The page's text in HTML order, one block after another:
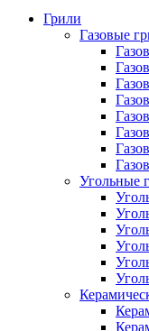
Грили
Газовые
Угольные